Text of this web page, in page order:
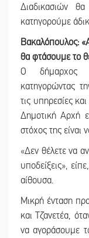
Διαδικασιών
κατηγορούμε
Βακαλόπουλος:
θα φτάσουμε το
Ο δήμαρχος
κατηγορώντας
τις υπηρεσίες
Δημοτική Αρχή
στόχος της είναι
«Δεν θέλετε να
υποδείξεις»,
αίθουσα.
Μικρή ένταση
και Τζανετέα,
να αγοράσουμε